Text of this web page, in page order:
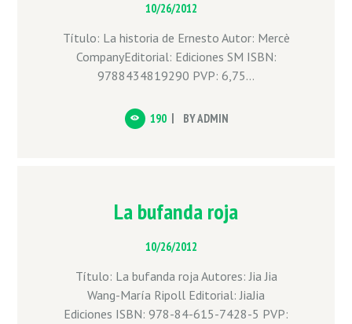
10/26/2012
Título: La historia de Ernesto Autor: Mercè
CompanyEditorial: Ediciones SM ISBN:
9788434819290 PVP: 6,75...
190 BYADMIN
La bufanda roja
10/26/2012
Título: La bufanda roja Autores: Jia Jia
Wang-María Ripoll Editorial: JiaJia
Ediciones ISBN: 978-84-615-7428-5 PVP: